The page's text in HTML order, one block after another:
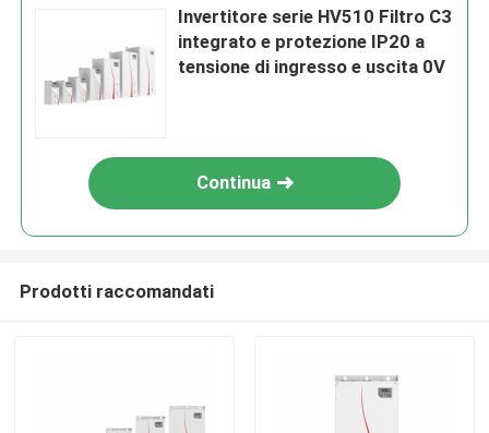
Invertitore serie HV510 Filtro C3
integrato e protezione IP20 a
tensione di ingresso e uscita 0V
Continua
Prodotti raccomandati